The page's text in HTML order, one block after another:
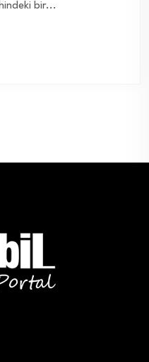
bir...